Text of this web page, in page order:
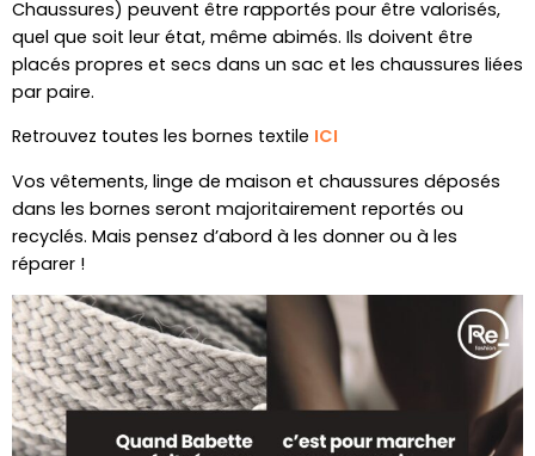
Chaussures) peuvent être rapportés pour être valorisés,
quel que soit leur état, même abimés. Ils doivent être
placés propres et secs dans un sac et les chaussures liées
par paire.
Retrouvez toutes les bornes textile ICI
Vos vêtements, linge de maison et chaussures déposés
dans les bornes seront majoritairement reportés ou
recyclés. Mais pensez d’abord à les donner ou à les
réparer !